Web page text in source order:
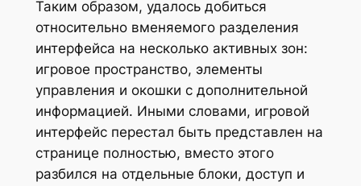
Таким образом, удалось добиться
относительно вменяемого разделения
интерфейса на несколько активных зон:
игровое пространство, элементы
управления и окошки с дополнительной
информацией. Иными словами, игровой
интерфейс перестал быть представлен на
странице полностью, вместо этого
разбился на отдельные блоки, доступ и